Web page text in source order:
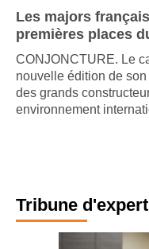
Les majors
premières places
CONJONCTURE. Le
nouvelle édition de son
des grands
Tribune